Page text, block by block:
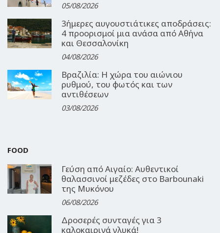
05/08/2026
3ήμερες αυγουστιάτικες αποδράσεις:
4 προορισμοί μια ανάσα από Αθήνα
και Θεσσαλονίκη
04/08/2026
Βραζιλία: Η χώρα του αιώνιου
ρυθμού, του φωτός και των
αντιθέσεων
03/08/2026
FOOD
Γεύση από Αιγαίο: Αυθεντικοί
θαλασσινοί μεζέδες στο Barbounaki
της Μυκόνου
06/08/2026
Δροσερές συνταγές για 3
καλοκαιρινά γλυκά!